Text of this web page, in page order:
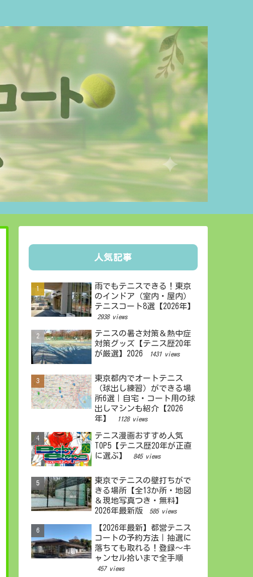
人気記事
雨でもテニスできる！東京
のインドア（室内・屋内）
テニスコート8選【2026年】
2938 views
テニスの暑さ対策＆熱中症
対策グッズ【テニス歴20年
が厳選】2026
1431 views
東京都内でオートテニス
（球出し練習）ができる場
所6選｜自宅・コート用の球
出しマシンも紹介【2026
年】
1128 views
テニス漫画おすすめ人気
TOP5【テニス歴20年が正直
に選ぶ】
845 views
東京でテニスの壁打ちがで
きる場所【全13か所・地図
＆現地写真つき・無料】
2026年最新版
585 views
【2026年最新】都営テニス
コートの予約方法｜抽選に
落ちても取れる！登録〜キ
ャンセル拾いまで全手順
457 views